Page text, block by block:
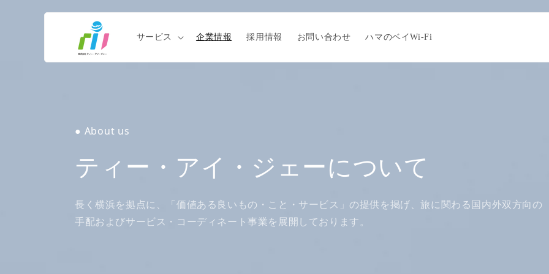
ンツに
サービス 企業情報 採用情報 お問い合わせ ハマのベイWi-Fi
● About us
ティー・アイ・ジェーについて
長く横浜を拠点に、「価値ある良いもの・こと・サービス」の提供を掲げ、旅に関わる国内外双方向の
手配およびサービス・コーディネート事業を展開しております。